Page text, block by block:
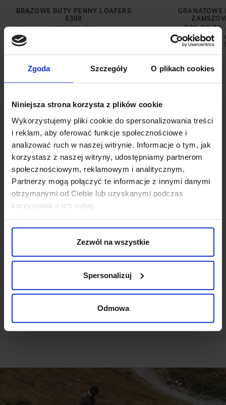
Zgoda Szczegóły O plikach cookies
Niniejsza strona korzysta z plików cookie
Wykorzystujemy pliki cookie do spersonalizowania treści
i reklam, aby oferować funkcje społecznościowe i
analizować ruch w naszej witrynie. Informacje o tym, jak
korzystasz z naszej witryny, udostępniamy partnerom
społecznościowym, reklamowym i analitycznym.
Partnerzy mogą połączyć te informacje z innymi danymi
otrzymanymi od Ciebie lub uzyskanymi podczas
korzystania z ich usług.
Zezwól na wszystkie
Spersonalizuj
Odmowa
BRĄZOWE BUTY PENNY LOAFERS
E308
699,00 ZŁ
GRANATOWE
279,00 ZŁ
Najniższa cena
promocją:
OPINIE O PRODUKCIE: CZARNE BUTY
LAKIERKI SKÓRZANE D006
Ten produkt nie ma jeszcze opinii, dodaj opinię, bądź
pierwszy!